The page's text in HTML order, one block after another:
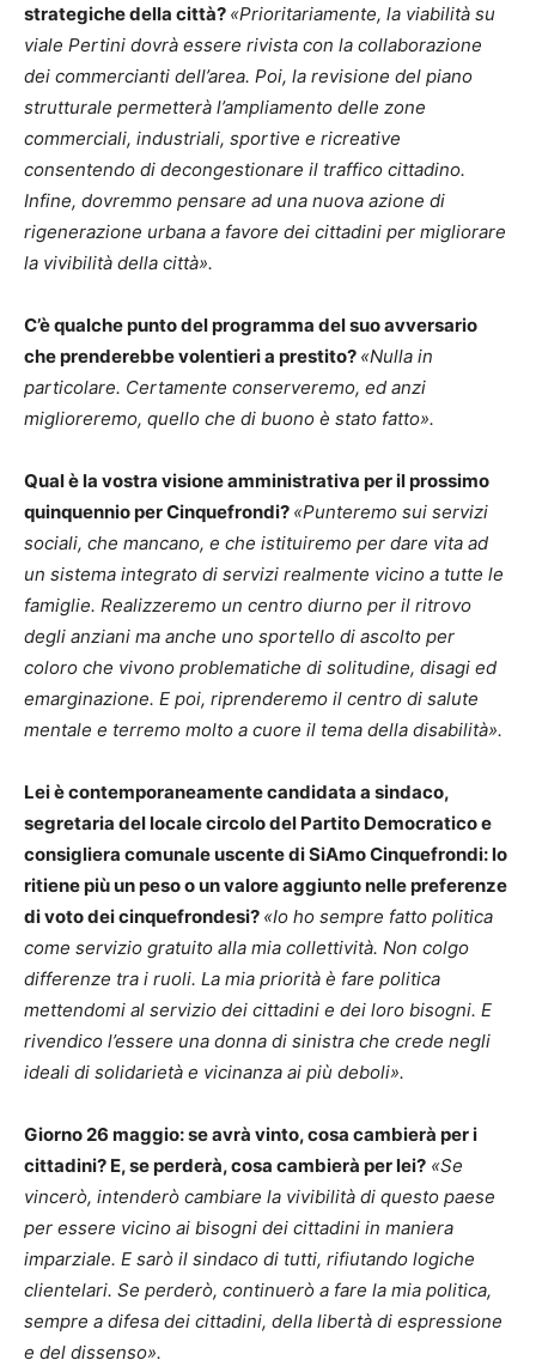
strategiche della città? «Prioritariamente, la viabilità su
viale Pertini dovrà essere rivista con la collaborazione
dei commercianti dell’area. Poi, la revisione del piano
strutturale permetterà l’ampliamento delle zone
commerciali, industriali, sportive e ricreative
consentendo di decongestionare il traffico cittadino.
Infine, dovremmo pensare ad una nuova azione di
rigenerazione urbana a favore dei cittadini per migliorare
la vivibilità della città».
C’è qualche punto del programma del suo avversario
che prenderebbe volentieri a prestito? «Nulla in
particolare. Certamente conserveremo, ed anzi
miglioreremo, quello che di buono è stato fatto».
Qual è la vostra visione amministrativa per il prossimo
quinquennio per Cinquefrondi? «Punteremo sui servizi
sociali, che mancano, e che istituiremo per dare vita ad
un sistema integrato di servizi realmente vicino a tutte le
famiglie. Realizzeremo un centro diurno per il ritrovo
degli anziani ma anche uno sportello di ascolto per
coloro che vivono problematiche di solitudine, disagi ed
emarginazione. E poi, riprenderemo il centro di salute
mentale e terremo molto a cuore il tema della disabilità».
Lei è contemporaneamente candidata a sindaco,
segretaria del locale circolo del Partito Democratico e
consigliera comunale uscente di SiAmo Cinquefrondi: lo
ritiene più un peso o un valore aggiunto nelle preferenze
di voto dei cinquefrondesi? «Io ho sempre fatto politica
come servizio gratuito alla mia collettività. Non colgo
differenze tra i ruoli. La mia priorità è fare politica
mettendomi al servizio dei cittadini e dei loro bisogni. E
rivendico l’essere una donna di sinistra che crede negli
ideali di solidarietà e vicinanza ai più deboli».
Giorno 26 maggio: se avrà vinto, cosa cambierà per i
cittadini? E, se perderà, cosa cambierà per lei? «Se
vincerò, intenderò cambiare la vivibilità di questo paese
per essere vicino ai bisogni dei cittadini in maniera
imparziale. E sarò il sindaco di tutti, rifiutando logiche
clientelari. Se perderò, continuerò a fare la mia politica,
sempre a difesa dei cittadini, della libertà di espressione
e del dissenso».